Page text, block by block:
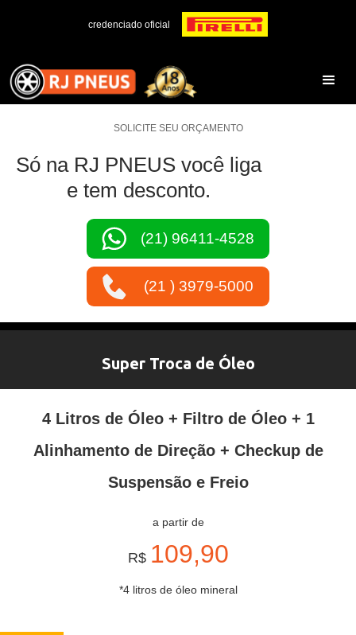
credenciado oficial
SOLICITE SEU ORÇAMENTO
Só na RJ PNEUS você liga
e tem desconto.
(21) 96411-4528
(21 ) 3979-5000
Super Troca de Óleo
4 Litros de Óleo + Filtro de Óleo + 1
Alinhamento de Direção + Checkup de
Suspensão e Freio
a partir de
R$ 109,90
*4 litros de óleo mineral